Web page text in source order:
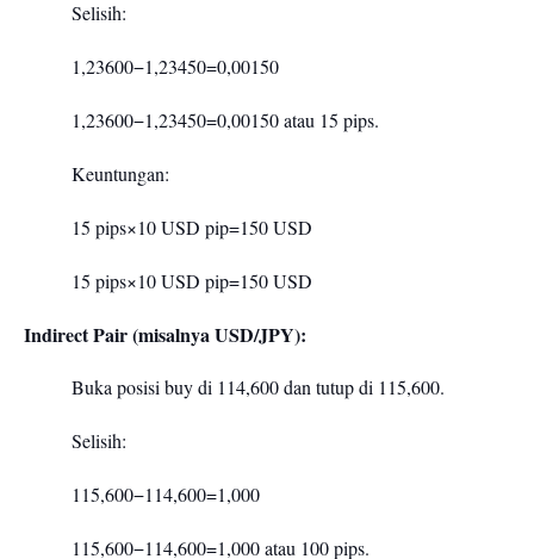
Selisih:
1,23600−1,23450=0,00150
1,23600−1,23450=0,00150atau 15 pips.
Keuntungan:
15 pips×10 USD pip=150 USD
15 pips×10 USD pip=150 USD
Indirect Pair (misalnya USD/JPY):
Buka posisi buy di 114,600 dan tutup di 115,600.
Selisih:
115,600−114,600=1,000
115,600−114,600=1,000atau 100 pips.